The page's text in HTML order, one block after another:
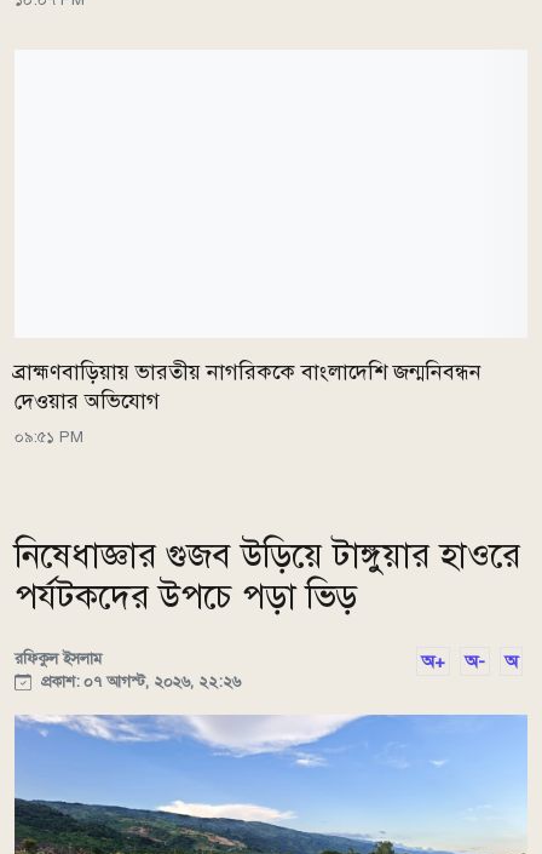
ব্রাহ্মণবাড়িয়ায় ভারতীয় নাগরিককে বাংলাদেশি জন্মনিবন্ধন
দেওয়ার অভিযোগ
০৯:৫১ PM
নিষেধাজ্ঞার গুজব উড়িয়ে টাঙ্গুয়ার হাওরে
পর্যটকদের উপচে পড়া ভিড়
রফিকুল ইসলাম
প্রকাশ: ০৭ আগস্ট, ২০২৬, ২২:২৬
অ+ অ- অ